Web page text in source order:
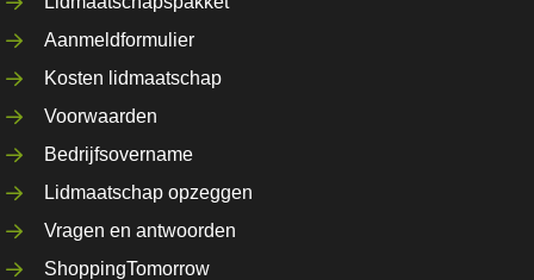
Aanmeldformulier
Kosten lidmaatschap
Voorwaarden
Bedrijfsovername
Lidmaatschap opzeggen
Vragen en antwoorden
ShoppingTomorrow